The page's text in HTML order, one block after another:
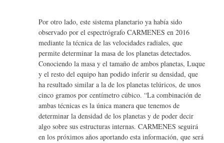
Por otro lado, este sistema planetario ya había sido
observado por el espectrógrafo CARMENES en 2016
mediante la técnica de las velocidades radiales, que
permite determinar la masa de los planetas detectados.
Conociendo la masa y el tamaño de ambos planetas, Luque
y el resto del equipo han podido inferir su densidad, que
ha resultado similar a la de los planetas telúricos, de unos
cinco gramos por centímetro cúbico. “La combinación de
ambas técnicas es la única manera que tenemos de
determinar la densidad de los planetas y de poder decir
algo sobre sus estructuras internas. CARMENES seguirá
en los próximos años aportando esta información, que será